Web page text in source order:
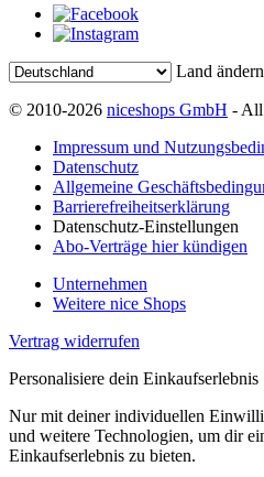
Land ändern
© 2010-2026 niceshops GmbH - All
Impressum und
Datenschutz
Allgemeine
Barrierefreiheitserklärung
Datenschutz-Einstellungen
Abo-Verträge hier kündigen
Unternehmen
Weitere nice Shops
Vertrag widerrufen
Personalisiere dein Einkaufserlebnis
Nur mit deiner individuellen
und weitere Technologien, um dir
Einkaufserlebnis zu bieten.